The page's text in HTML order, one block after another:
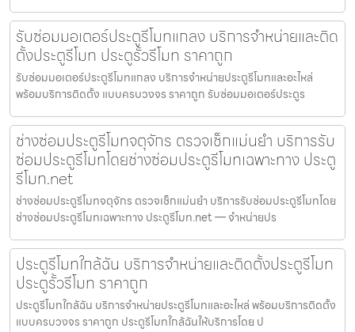
รับซ่อมมอเตอร์ประตูรีโมทแกลง บริการจำหน่ายและติด
ตั้งประตูรีโมท ประตูรั้วรีโมท ราคาถูก
รับซ่อมมอเตอร์ประตูรีโมทแกลง บริการจำหน่ายประตูรีโมทและอะไหล่
พร้อมบริการติดตั้ง แบบครบวงจร ราคาถูก รับซ่อมมอเตอร์ประตูร
ช่างซ่อมประตูรีโมทจตุจักร ตรวจเช็กแม่นยำ บริการรับ
ซ่อมประตูรีโมทโดยช่างซ่อมประตูรีโมทเฉพาะทาง ประตู
รีโมท.net
ช่างซ่อมประตูรีโมทจตุจักร ตรวจเช็กแม่นยำ บริการรับซ่อมประตูรีโมทโดย
ช่างซ่อมประตูรีโมทเฉพาะทาง ประตูรีโมท.net — จำหน่ายปร
ประตูรีโมทใกล้ฉัน บริการจำหน่ายและติดตั้งประตูรีโมท
ประตูรั้วรีโมท ราคาถูก
ประตูรีโมทใกล้ฉัน บริการจำหน่ายประตูรีโมทและอะไหล่ พร้อมบริการติดตั้ง
แบบครบวงจร ราคาถูก ประตูรีโมทใกล้ฉันให้บริการโดย ป